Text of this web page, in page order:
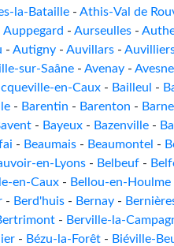
la-Bataille - Athis-Val de
Auppegard - Aurseulles -
- Autigny - Auvillars -
sur-Saâne - Avenay -
en-Caux - Bailleul -
- Barentin - Barenton -
- Bayeux - Bazenville -
- Beaumais - Beaumontel -
en-Lyons - Belbeuf -
en-Caux - Bellou-en-Houlme
- Berd'huis - Bernay -
- Berville-la-
- Bézu-la-Forêt - Biéville-